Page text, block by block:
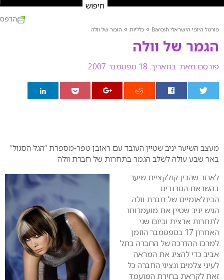
פורטל היופי הישראלי Barosh » כלליות » הגמר של וולה
הגמר של וולה
פורסם מאת: בתאריך: 18 ספטמבר 2007
הדפס
מעצב השיער יניב שטיין העובד עם ראובן טפר-מספרת “הגל הסגול”
באר שבע עולה לשלב הגמר בתחרות של חברת וולה
לאחר שהכין קולקציית שיער
בהשראת הטרנדים
הבינלאומיים של חברת וולה
הגיש יניב שטיין את מועמדותו
לתחרות ארצית וביום שני
האחרון 17 בספטמבר הוזמן
למרכז ההדרכה של החברה בתל
אביב כדי להציג את המראה
לעיני צלמים ונציגי החברה כל
זאת לקראת בחירת המועמד